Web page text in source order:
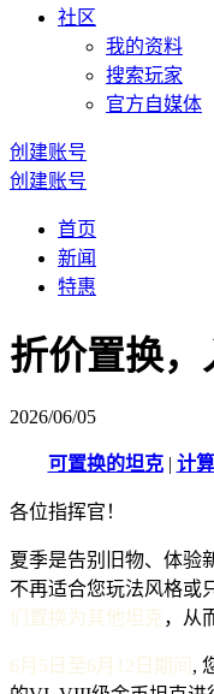
社区
我的资料
搜索玩家
官方自媒体
创建账号
创建账号
首页
新闻
特惠
折价置换，
2026/06/05
可置换的坦克| 计
各位指挥官！
夏季是告别旧物、体验
不再适合您玩法风格或
们置换为其他坦克，从
6月5日至6月12日期间 ,